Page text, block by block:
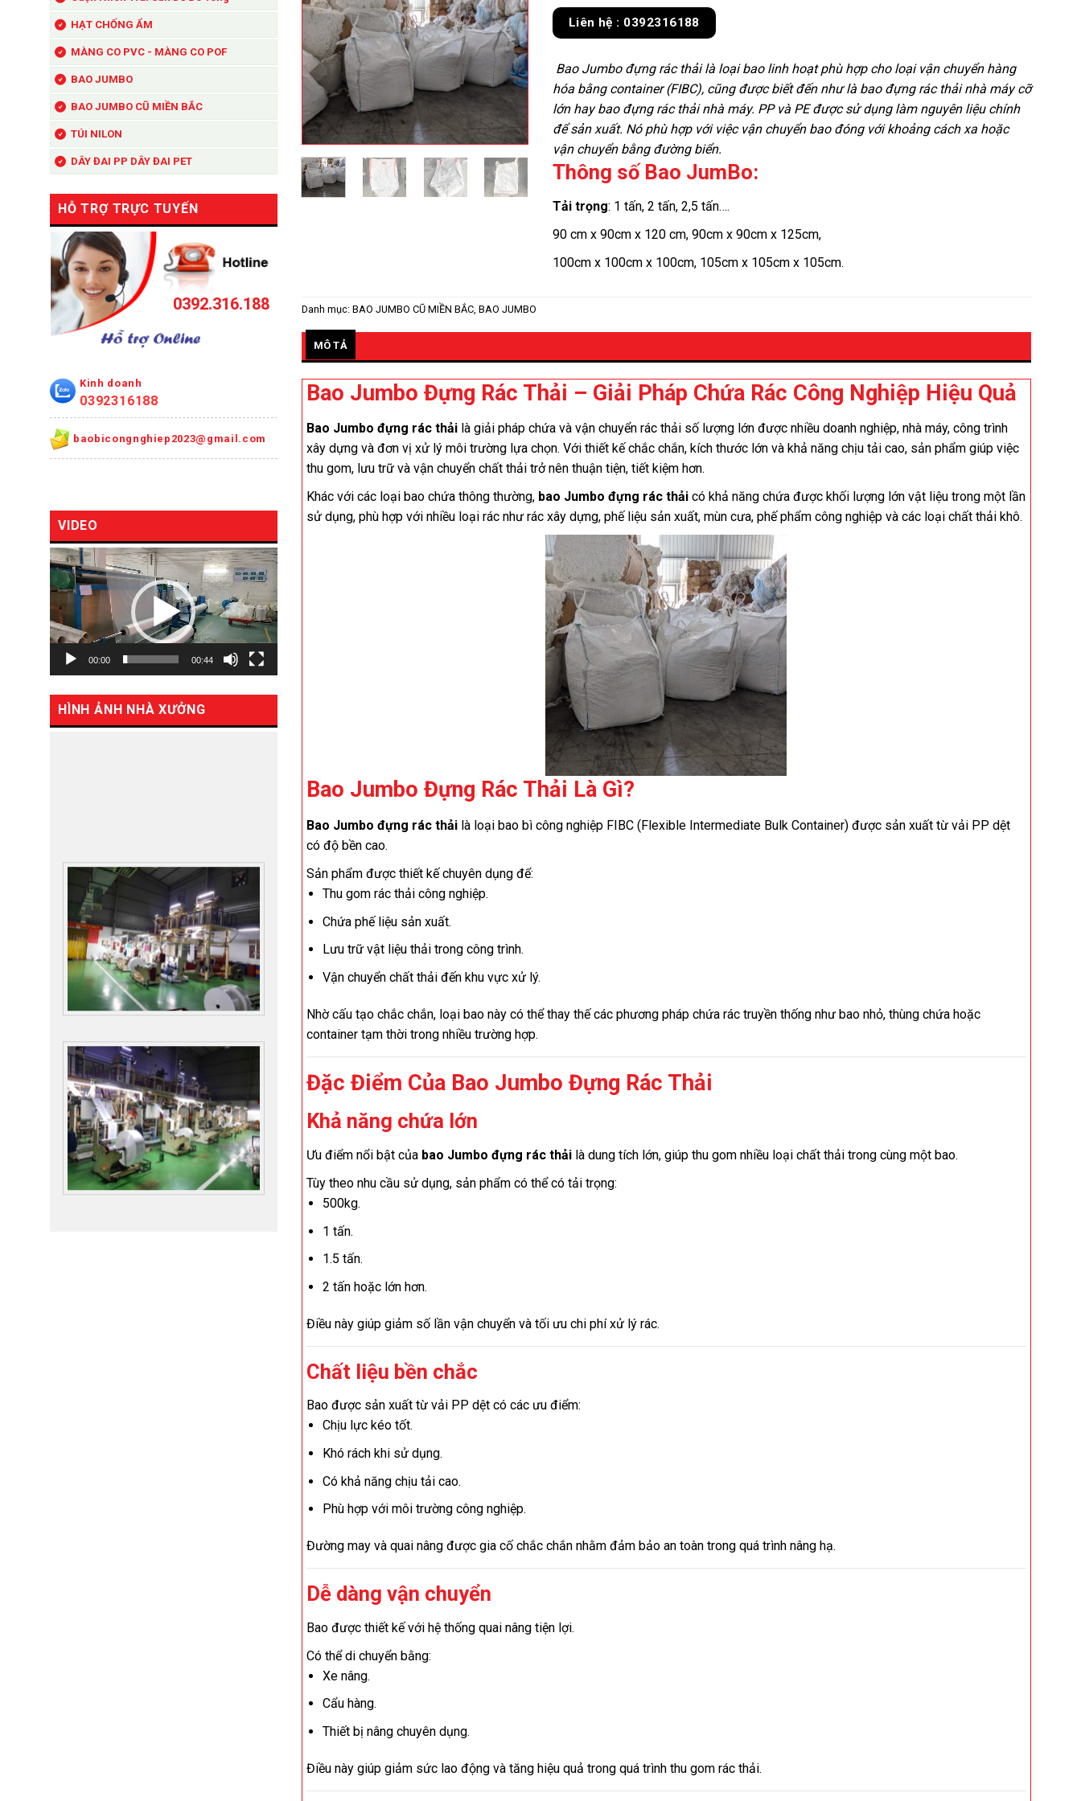
HẠT CHỐNG ẨM
MÀNG CO PVC - MÀNG CO POF
BAO JUMBO
BAO JUMBO CŨ MIỀN BẮC
TÚI NILON
DÂY ĐAI PP DÂY ĐAI PET
HỖ TRỢ TRỰC TUYẾN
0392.316.188
Kinh doanh
0392316188
baobicongnghiep2023@gmail.com
VIDEO
Trình
chơi
Video
00:00 00:44
HÌNH ẢNH NHÀ XƯỞNG
Liên hệ : 0392316188
Bao Jumbo đựng rác thải là loại bao linh hoạt phù hợp cho loại vận chuyển hàng
hóa bằng container (FIBC), cũng được biết đến như là bao đựng rác thải nhà máy cỡ
lớn hay bao đựng rác thải nhà máy. PP và PE được sử dụng làm nguyên liệu chính
để sản xuất. Nó phù hợp với việc vận chuyển bao đóng với khoảng cách xa hoặc
vận chuyển bằng đường biển.
Thông số Bao JumBo:
Tải trọng: 1 tấn, 2 tấn, 2,5 tấn….
90 cm x 90cm x 120 cm, 90cm x 90cm x 125cm,
100cm x 100cm x 100cm, 105cm x 105cm x 105cm.
Danh mục: BAO JUMBO CŨ MIỀN BẮC, BAO JUMBO
MÔ TẢ
Bao Jumbo Đựng Rác Thải – Giải Pháp Chứa Rác Công Nghiệp Hiệu Quả
Bao Jumbo đựng rác thảilà giải pháp chứa và vận chuyển rác thải số lượng lớn được nhiều doanh nghiệp, nhà máy, công trình
xây dựng và đơn vị xử lý môi trường lựa chọn. Với thiết kế chắc chắn, kích thước lớn và khả năng chịu tải cao, sản phẩm giúp việc
thu gom, lưu trữ và vận chuyển chất thải trở nên thuận tiện, tiết kiệm hơn.
Khác với các loại bao chứa thông thường, bao Jumbo đựng rác thảicó khả năng chứa được khối lượng lớn vật liệu trong một lần
sử dụng, phù hợp với nhiều loại rác như rác xây dựng, phế liệu sản xuất, mùn cưa, phế phẩm công nghiệp và các loại chất thải khô.
Bao Jumbo Đựng Rác Thải Là Gì?
Bao Jumbo đựng rác thảilà loại bao bì công nghiệp FIBC (Flexible Intermediate Bulk Container) được sản xuất từ vải PP dệt
có độ bền cao.
Sản phẩm được thiết kế chuyên dụng để:
Thu gom rác thải công nghiệp.
Chứa phế liệu sản xuất.
Lưu trữ vật liệu thải trong công trình.
Vận chuyển chất thải đến khu vực xử lý.
Nhờ cấu tạo chắc chắn, loại bao này có thể thay thế các phương pháp chứa rác truyền thống như bao nhỏ, thùng chứa hoặc
container tạm thời trong nhiều trường hợp.
Đặc Điểm Của Bao Jumbo Đựng Rác Thải
Khả năng chứa lớn
Ưu điểm nổi bật của bao Jumbo đựng rác thảilà dung tích lớn, giúp thu gom nhiều loại chất thải trong cùng một bao.
Tùy theo nhu cầu sử dụng, sản phẩm có thể có tải trọng:
500kg.
1 tấn.
1.5 tấn.
2 tấn hoặc lớn hơn.
Điều này giúp giảm số lần vận chuyển và tối ưu chi phí xử lý rác.
Chất liệu bền chắc
Bao được sản xuất từ vải PP dệt có các ưu điểm:
Chịu lực kéo tốt.
Khó rách khi sử dụng.
Có khả năng chịu tải cao.
Phù hợp với môi trường công nghiệp.
Đường may và quai nâng được gia cố chắc chắn nhằm đảm bảo an toàn trong quá trình nâng hạ.
Dễ dàng vận chuyển
Bao được thiết kế với hệ thống quai nâng tiện lợi.
Có thể di chuyển bằng:
Xe nâng.
Cẩu hàng.
Thiết bị nâng chuyên dụng.
Điều này giúp giảm sức lao động và tăng hiệu quả trong quá trình thu gom rác thải.